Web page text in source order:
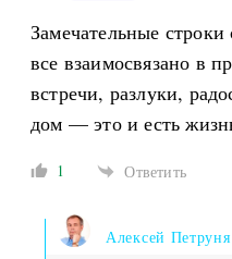
Замечательные
все взаимосвязано в
встречи, разлуки,
дом — это и есть
1 Ответить
Алексей Петруня